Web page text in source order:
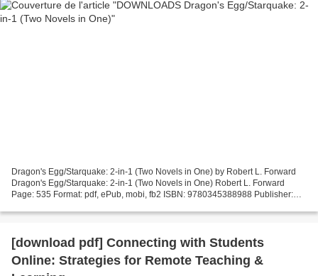
Dragon's Egg/Starquake: 2-in-1 (Two Novels in One) by Robert L. Forward
Dragon's Egg/Starquake: 2-in-1 (Two Novels in One) Robert L. Forward
Page: 535 Format: pdf, ePub, mobi, fb2 ISBN: 9780345388988 Publisher:
[download pdf] Connecting with Students
Online: Strategies for Remote Teaching &